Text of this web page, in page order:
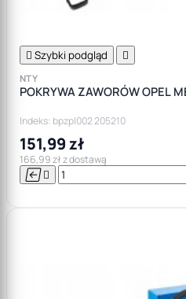
 Szybki podgląd 
NTY
POKRYWA ZAWORÓW OPEL
Indeks: bpzpl002 205210
151,99 zł
166,99 zł z dostawą
 